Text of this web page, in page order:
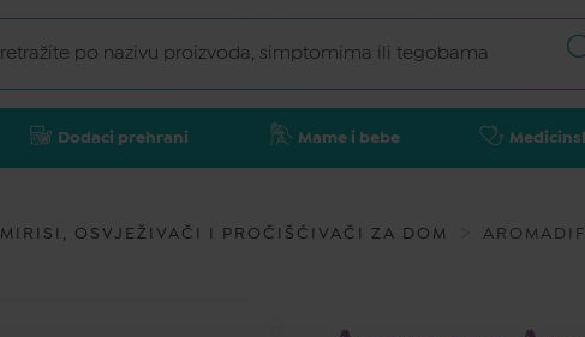
Dodaci prehrani Mame i bebe
MIRISI, OSVJEŽIVAČI I PROČIŠĆIVAČI ZA DOM